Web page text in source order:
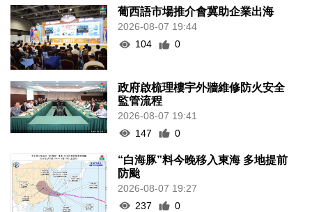
葡西語市場推介會冀助企業出海
2026-08-07 19:44
104
0
政府啟梳理樓宇外牆維修防火安全
監管流程
2026-08-07 19:41
147
0
“白海豚”料今晚移入東海 多地提前
防颱
2026-08-07 19:27
237
0